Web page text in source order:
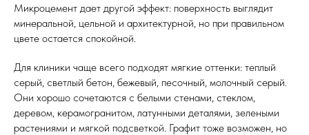
Микроцемент дает другой эффект: поверхность выглядит
минеральной, цельной и архитектурной, но при правильном
цвете остается спокойной.
Для клиники чаще всего подходят мягкие оттенки: теплый
серый, светлый бетон, бежевый, песочный, молочный серый.
Они хорошо сочетаются с белыми стенами, стеклом,
деревом, керамогранитом, латунными деталями, зелеными
растениями и мягкой подсветкой. Графит тоже возможен, но